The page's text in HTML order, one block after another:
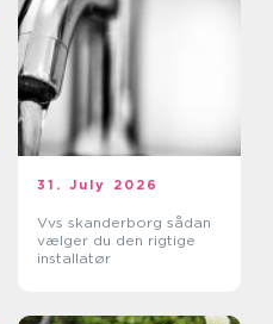
31. July 2026
Vvs skanderborg sådan
vælger du den rigtige
installatør